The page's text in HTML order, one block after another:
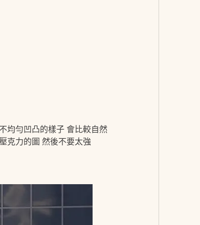
均勻凹凸的樣子 會比較自然
克力的圖 然後不要太強